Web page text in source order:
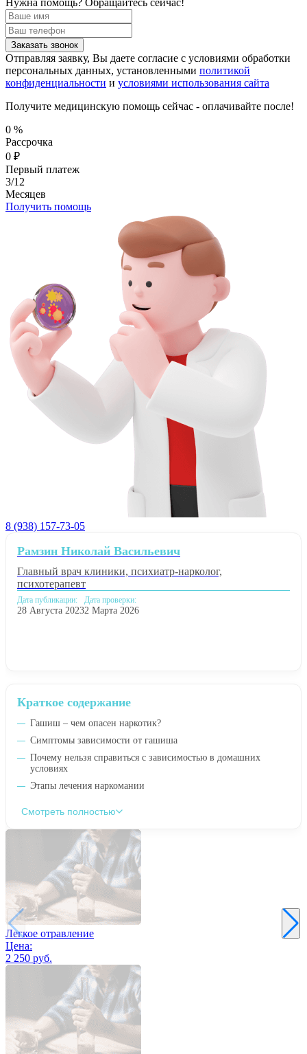
Заказать звонок
Отправляя заявку, Вы даете согласие с условиями обработки
персональных данных, установленными политикой
конфиденциальности и условиями использования сайта
Получите медицинскую помощь сейчас - оплачивайте после!
0 %
Рассрочка
0 ₽
Первый платеж
3/12
Месяцев
Получить помощь
8 (938) 157-73-05
Краткое содержание
Гашиш – чем опасен наркотик?
Симптомы зависимости от гашиша
Почему нельзя справиться с зависимостью в домашних
условиях
Этапы лечения наркомании
Смотреть полностью
Рамзин Николай Васильевич
Главный врач клиники, психиатр-нарколог,
психотерапевт
Дата публикации:
28 Августа 2023
Дата проверки:
2 Марта 2026
Легкое отравление
Цена:
2 250 руб.